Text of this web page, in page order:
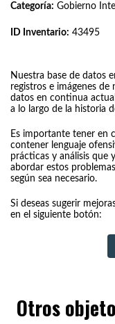
Categoría: Gobierno
ID Inventario: 43495
Nuestra base de datos
registros e imágenes
datos en continua
a lo largo de la historia
Es importante tener en
contener lenguaje
prácticas y análisis que
abordar estos
según sea necesario.
Si deseas sugerir
en el siguiente botón:
Otros